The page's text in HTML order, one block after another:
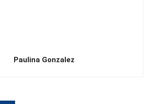
Paulina Gonzalez